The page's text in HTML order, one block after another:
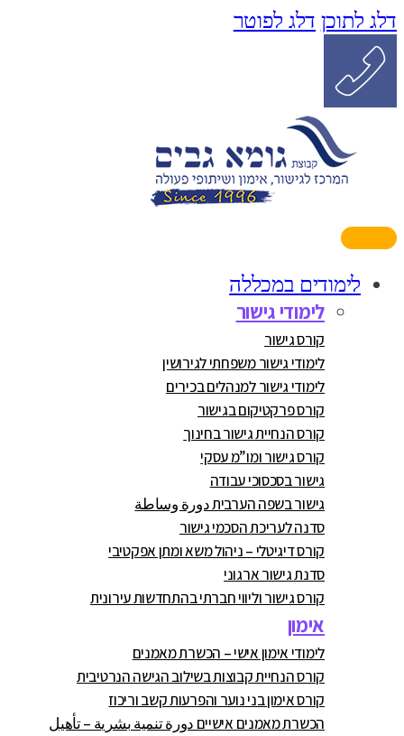
דלג לתוכן דלג לפוטר
לימודים במכללה
לימודי גישור
קורס גישור
לימודי גישור משפחתי לגירושין
לימודי גישור למנהלים בכירים
קורס פרקטיקום בגישור
קורס הנחיית גישור בחינוך
קורס גישור ומו”מ עסקי
גישור בסכסוכי עבודה
גישור בשפה הערבית دورة وساطة
סדנה לעריכת הסכמי גישור
קורס דיגיטלי – ניהול משא ומתן אפקטיבי
סדנת גישור ארגוני
קורס גישור וליווי חברתי בהתחדשות עירונית
אימון
לימודי אימון אישי – הכשרת מאמנים
קורס הנחיית קבוצות בשילוב הגישה הנרטיבית
קורס אימון בני נוער והפרעות קשב וריכוז
הכשרת מאמנים אישיים دورة تنمية بشرية – تأهيل